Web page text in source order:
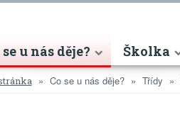
se u nás děje? Školka
Co se u nás děje? Třídy